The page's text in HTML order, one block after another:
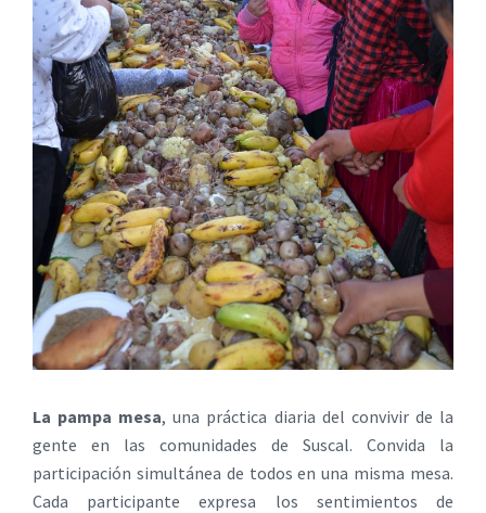
La pampa mesa, una práctica diaria del convivir de la
gente en las comunidades de Suscal. Convida la
participación simultánea de todos en una misma mesa.
Cada participante expresa los sentimientos de